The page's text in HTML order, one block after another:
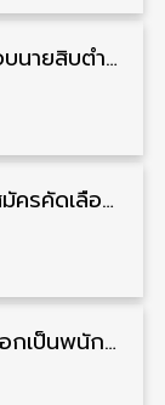
สำนักงานตำรวจแห่งชาติ รับสมัครสอบนายสิบตำรวจ วุฒิ ม.6/ปวช. 6,000 อัตรา รับสมัคร 8 – 19 สิงหาคม
สำนักงานปลัดกระทรวงพาณิชย์ รับสมัครคัดเลือกพนักงานราชการ วุฒิ ปวส./ป.ตรี 11 อัตรา รับสมัคร 10 – 21 สิงหาคม
สถาบันการบินพลเรือน รับสมัครคัดเลือกเป็นพนักงาน วุฒิ ป.ตรี/ป.โท/ป.เอก 11 อัตรา รับสมัคร 27 กรกฎาคม – 10 สิงหาคม